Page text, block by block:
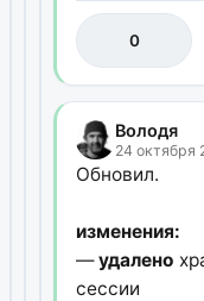
0
Володя
24 октября
Обновил.
изменения:
—удалено
сессии